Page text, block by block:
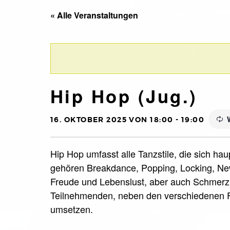
« Alle Veranstaltungen
Hip Hop (Jug.)
16. OKTOBER 2025 VON 18:00 - 19:00
Hip Hop umfasst alle Tanzstile, die sich
gehören Breakdance, Popping, Locking,
Freude und Lebenslust, aber auch
Teilnehmenden, neben den
umsetzen.